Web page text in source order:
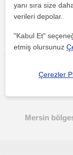
Bu ilanı
Mersin
yanı sıra size
verileri depolar.
"Kabul Et"
etmiş olursunuz
Çerezler